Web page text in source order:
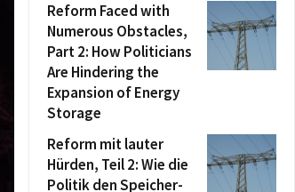
Reform Faced with
Numerous Obstacles,
Part 2: How Politicians
Are Hindering the
Expansion of Energy
Storage
Reform mit lauter
Hürden, Teil 2: Wie die
Politik den Speicher-